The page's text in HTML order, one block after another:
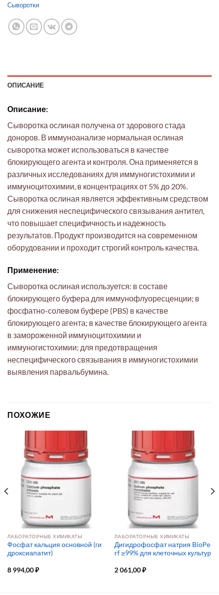
Сыворотки
ОПИСАНИЕ
Описание:
Сыворотка ослиная получена от здорового стада
доноров. В иммуноанализе нормальная ослиная
сыворотка может использоваться в качестве
блокирующего агента и контроля. Она применяется в
различных исследованиях для иммуногистохимии и
иммуноцитохимии, в концентрациях от 5% до 20%.
Сыворотка ослиная является эффективным средством
для снижения неспецифического связывания антител,
что повышает специфичность и надежность
результатов. Продукт производится на современном
оборудовании и проходит строгий контроль качества.
Применение:
Сыворотка ослиная используется: в составе
блокирующего буфера для иммунофлуоресценции; в
фосфатно-солевом буфере (PBS) в качестве
блокирующего агента; в качестве блокирующего агента
в замороженной иммуноцитохимии и
иммуногистохимии; для предотвращения
неспецифического связывания в иммуногистохимии
выявления парвальбумина.
ПОХОЖИЕ
ЛАБОРАТОРНЫЕ ХИМИКАТЫ
Фосфат кальция основной (ги
дроксиапатит)
8 994,00₽
ЛАБОРАТОРНЫЕ ХИМИКАТЫ
Дигидрофосфат натрия BioPe
rf ≥99% для клеточных культур
2 061,00₽